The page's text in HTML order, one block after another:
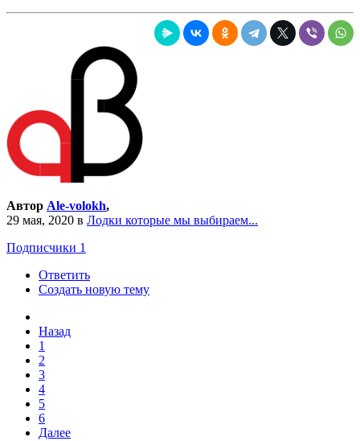
Автор Ale-volokh,
29 мая, 2020 в Лодки которые мы выбираем...
Подписчики 1
Ответить
Создать новую тему
Назад
1
2
3
4
5
6
Далее